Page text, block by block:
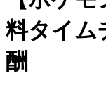
料タイム
酬